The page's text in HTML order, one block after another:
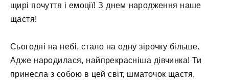
щирі почуття і емоції! З днем ​​народження наше
щастя!
Сьогодні на небі, стало на одну зірочку більше.
Адже народилася, найпрекрасніша дівчинка! Ти
принесла з собою в цей світ, шматочок щастя,